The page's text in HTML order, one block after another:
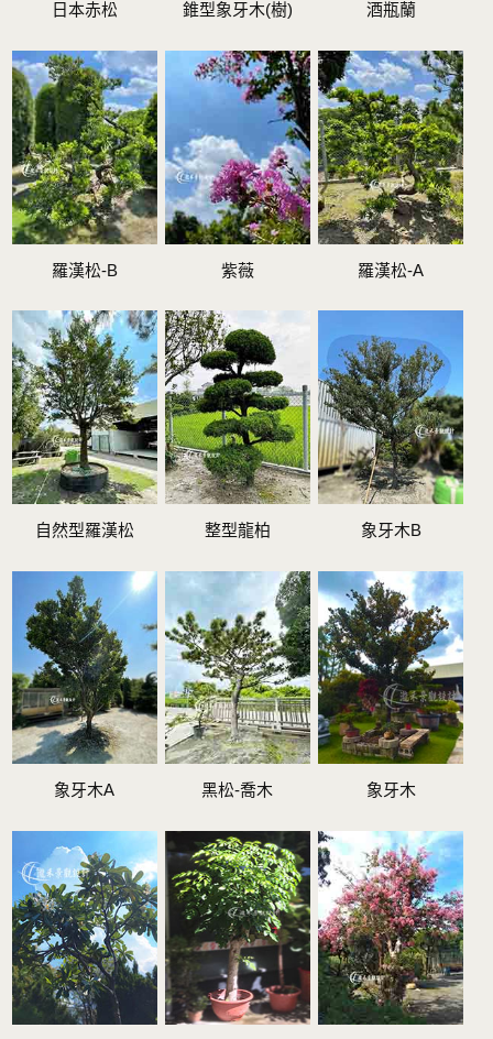
日本赤松 錐型象牙木(樹) 酒瓶蘭
羅漢松-B 紫薇 羅漢松-A
自然型羅漢松 整型龍柏 象牙木B
象牙木A 黑松-喬木 象牙木